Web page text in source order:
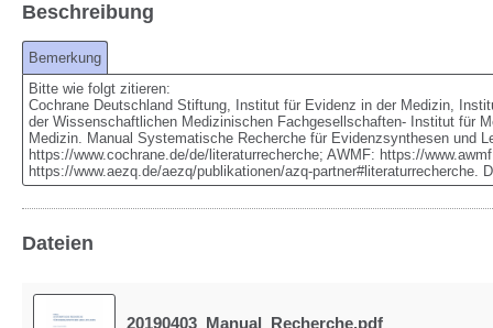
Beschreibung
Bemerkung
Bitte wie folgt zitieren:
Cochrane Deutschland Stiftung, Institut für Evidenz in der Medizin,
der Wissenschaftlichen Medizinischen Fachgesellschaften- Institut für
Medizin. Manual Systematische Recherche für Evidenzsynthesen und
https://www.cochrane.de/de/literaturrecherche; AWMF: https://
https://www.aezq.de/aezq/publikationen/azq-partner#literaturrecherche.
Dateien
20190403_Manual_Recherche.pdf